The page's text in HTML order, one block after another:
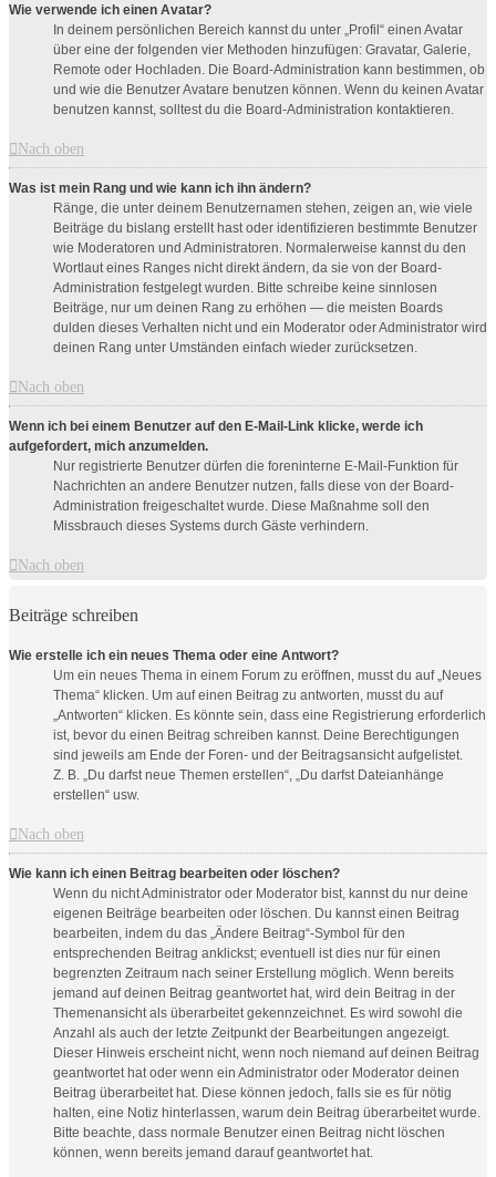
Wie verwende ich einen Avatar?
In deinem persönlichen Bereich kannst du unter „Profil“ einen Avatar
über eine der folgenden vier Methoden hinzufügen: Gravatar, Galerie,
Remote oder Hochladen. Die Board-Administration kann bestimmen, ob
und wie die Benutzer Avatare benutzen können. Wenn du keinen Avatar
benutzen kannst, solltest du die Board-Administration kontaktieren.
Nach oben
Was ist mein Rang und wie kann ich ihn ändern?
Ränge, die unter deinem Benutzernamen stehen, zeigen an, wie viele
Beiträge du bislang erstellt hast oder identifizieren bestimmte Benutzer
wie Moderatoren und Administratoren. Normalerweise kannst du den
Wortlaut eines Ranges nicht direkt ändern, da sie von der Board-
Administration festgelegt wurden. Bitte schreibe keine sinnlosen
Beiträge, nur um deinen Rang zu erhöhen — die meisten Boards
dulden dieses Verhalten nicht und ein Moderator oder Administrator wird
deinen Rang unter Umständen einfach wieder zurücksetzen.
Nach oben
Wenn ich bei einem Benutzer auf den E-Mail-Link klicke, werde ich
aufgefordert, mich anzumelden.
Nur registrierte Benutzer dürfen die foreninterne E-Mail-Funktion für
Nachrichten an andere Benutzer nutzen, falls diese von der Board-
Administration freigeschaltet wurde. Diese Maßnahme soll den
Missbrauch dieses Systems durch Gäste verhindern.
Nach oben
Beiträge schreiben
Wie erstelle ich ein neues Thema oder eine Antwort?
Um ein neues Thema in einem Forum zu eröffnen, musst du auf „Neues
Thema“ klicken. Um auf einen Beitrag zu antworten, musst du auf
„Antworten“ klicken. Es könnte sein, dass eine Registrierung erforderlich
ist, bevor du einen Beitrag schreiben kannst. Deine Berechtigungen
sind jeweils am Ende der Foren- und der Beitragsansicht aufgelistet.
Z. B. „Du darfst neue Themen erstellen“, „Du darfst Dateianhänge
erstellen“ usw.
Nach oben
Wie kann ich einen Beitrag bearbeiten oder löschen?
Wenn du nicht Administrator oder Moderator bist, kannst du nur deine
eigenen Beiträge bearbeiten oder löschen. Du kannst einen Beitrag
bearbeiten, indem du das „Ändere Beitrag“-Symbol für den
entsprechenden Beitrag anklickst; eventuell ist dies nur für einen
begrenzten Zeitraum nach seiner Erstellung möglich. Wenn bereits
jemand auf deinen Beitrag geantwortet hat, wird dein Beitrag in der
Themenansicht als überarbeitet gekennzeichnet. Es wird sowohl die
Anzahl als auch der letzte Zeitpunkt der Bearbeitungen angezeigt.
Dieser Hinweis erscheint nicht, wenn noch niemand auf deinen Beitrag
geantwortet hat oder wenn ein Administrator oder Moderator deinen
Beitrag überarbeitet hat. Diese können jedoch, falls sie es für nötig
halten, eine Notiz hinterlassen, warum dein Beitrag überarbeitet wurde.
Bitte beachte, dass normale Benutzer einen Beitrag nicht löschen
können, wenn bereits jemand darauf geantwortet hat.